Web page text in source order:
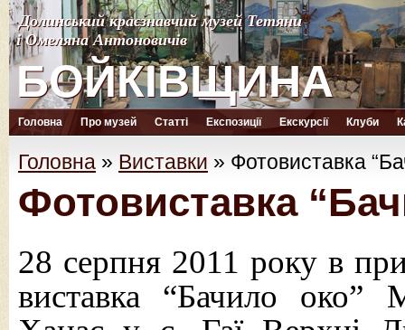
Долинський краєзнавчий музей Тетяни
і Омеляна Антоновичів
БОЙКІВЩИНА
Долинський краєзнавчий музей Тетяни
і Омеляна Антоновичів
БОЙКІВЩИНА
Головна Про музей Статті Експозиції Екскурсії Клуби
Головна » Виставки » Фотовиставка
Фотовиставка
28 серпня 2011 року в
виставка “Бачило